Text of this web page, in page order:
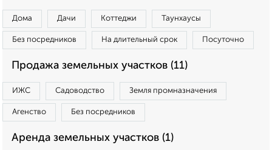
Дома Дачи Коттеджи Таунхаусы
Без посредников На длительный срок Посуточно
Продажа земельных участков (11)
ИЖС Садоводство Земля промназначения
Агенство Без посредников
Аренда земельных участков (1)